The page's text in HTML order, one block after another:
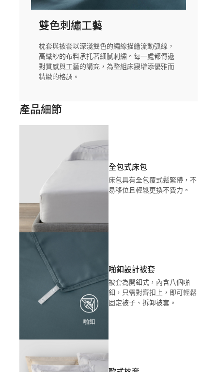
雙色刺繡工藝
枕套與被套以深淺雙色的繡線描繪流動弧線，
高織紗的布料承托著細膩刺繡。每一處都傳遞
對質感與工藝的講究，為整組床寢增添優雅而
精緻的格調。
產品細節
全包式床包
床包具有全包覆式鬆緊帶，不
易移位且輕鬆更換不費力。
啪釦設計被套
被套為開釦式，內含八個啪
釦，只需對齊扣上，即可輕鬆
固定被子、拆卸被套。